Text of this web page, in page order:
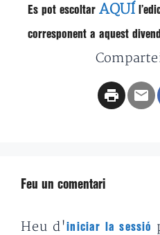
Es pot escoltar AQUÍ
corresponent a aquest
Feu un comentari
Heu d'iniciar la sessió